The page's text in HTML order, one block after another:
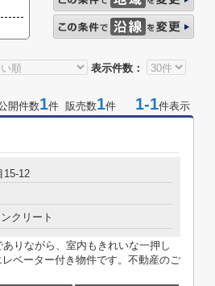
表示件数：
開件数1件 販売数1件 1-1件表示
15-12
クリート
りながら、室内もきれいな一押し
ベーター付き物件です。不動産のご